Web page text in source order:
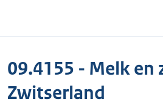
09.4155 - Melk en
Zwitserland